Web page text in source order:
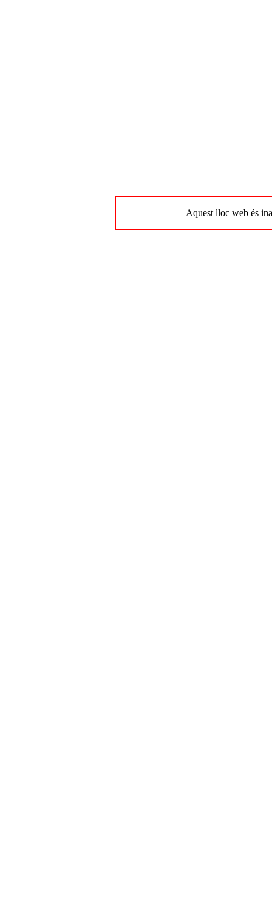
Aquest lloc web és